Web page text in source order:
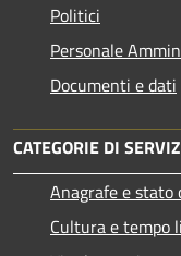
Politici
Personale
Documenti e dati
CATEGORIE DI
Anagrafe e stato
Cultura e tempo